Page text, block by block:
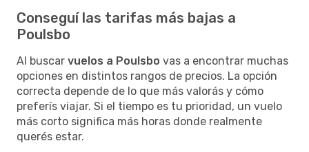
Conseguí las tarifas más bajas a
Poulsbo
Al buscar vuelos a Poulsbo vas a encontrar muchas
opciones en distintos rangos de precios. La opción
correcta depende de lo que más valorás y cómo
preferís viajar. Si el tiempo es tu prioridad, un vuelo
más corto significa más horas donde realmente
querés estar.